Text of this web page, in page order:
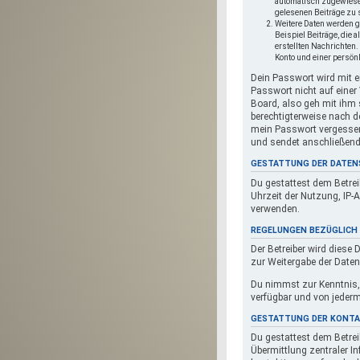
gelesenen Beiträge zu
Weitere Daten werden
Beispiel Beiträge, die
erstellten Nachrichten.
Konto und einer
Dein Passwort wird mit
Passwort nicht auf
Board, also geh mit ihm
berechtigterweise nach
mein Passwort
und sendet
GESTATTUNG DER
Du gestattest dem
Uhrzeit der Nutzung, IP-
verwenden.
REGELUNGEN
Der Betreiber wird diese
zur Weitergabe der
Du nimmst zur
verfügbar und von
GESTATTUNG DER
Du gestattest dem
Übermittlung zentraler